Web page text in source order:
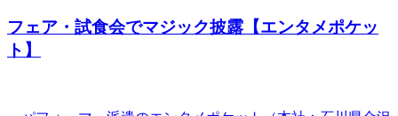
フェア・試食会でマジック披露【エンタメポケッ
ト】